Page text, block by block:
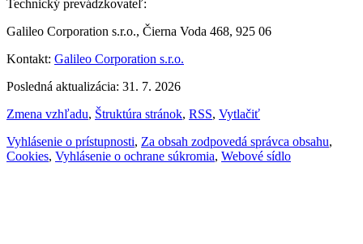
Technický prevádzkovateľ:
Galileo Corporation s.r.o., Čierna Voda 468, 925 06
Kontakt: Galileo Corporation s.r.o.
Posledná aktualizácia: 31. 7. 2026
Zmena vzhľadu, Štruktúra stránok, RSS, Vytlačiť
Vyhlásenie o prístupnosti, Za obsah zodpovedá správca obsahu,
Cookies, Vyhlásenie o ochrane súkromia, Webové sídlo